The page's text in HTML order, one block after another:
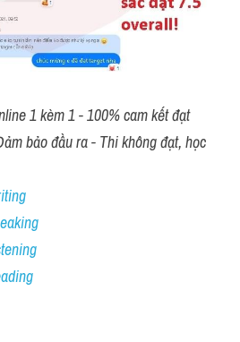
1 kèm 1 - 100% cam kết đạt
bảo đầu ra - Thi không đạt, học